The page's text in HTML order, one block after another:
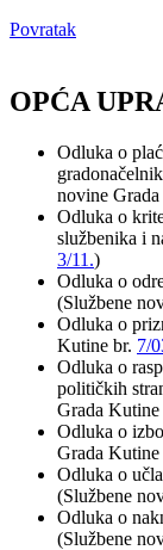
Povratak
OPĆA
Odluka o
novine
Odluka o
službenika i
3/11.)
Odluka o
(Službene
Odluka o
Kutine br. 7/
Odluka o
političkih
Grada
Odluka o
Grada
Odluka o
(Službene
Odluka o
(Službene